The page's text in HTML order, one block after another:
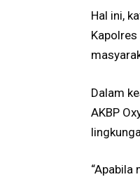
Hal ini,
Dalam
AKBP
“Apabila